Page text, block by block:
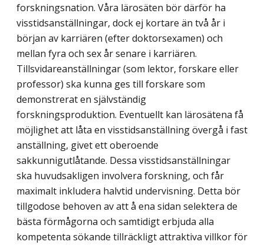
forskningsnation. Våra lärosäten bör därför ha
visstidsanställningar, dock ej kortare än två år i
början av karriären (efter doktors­examen) och
mellan fyra och sex år senare i karriären.
Tillsvidareanställningar (som lektor, forskare eller
professor) ska kunna ges till forskare som
demonstrerat en själv­ständig
forskningsproduktion. Eventuellt kan lärosätena få
möjlighet att låta en visstids­anställning övergå i fast
anställning, givet ett oberoende
sakkunnigutlåtande. Dessa visstidsanställningar
ska huvudsakligen involvera forskning, och får
maximalt inkludera halvtid undervisning. Detta bör
tillgodose behoven av att å ena sidan selektera de
bästa förmågorna och samtidigt erbjuda alla
kompetenta sökande tillräckligt attraktiva villkor för